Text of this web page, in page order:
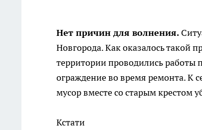
Нет причин для волнения.
Новгорода. Как оказалось такой
территории проводились работы
ограждение во время ремонта. К
мусор вместе со старым крестом
Кстати